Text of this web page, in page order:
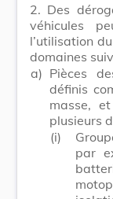
2. Des
véhicules
l’utilisation
domaines
a) Pièces
définis
masse,
plusieurs
(i)
par